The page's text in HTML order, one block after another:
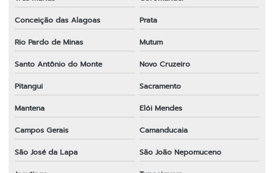
Conceição das Alagoas
Prata
Rio Pardo de Minas
Mutum
Santo Antônio do Monte
Novo Cruzeiro
Pitangui
Sacramento
Mantena
Elói Mendes
Campos Gerais
Camanducaia
São José da Lapa
São João Nepomuceno